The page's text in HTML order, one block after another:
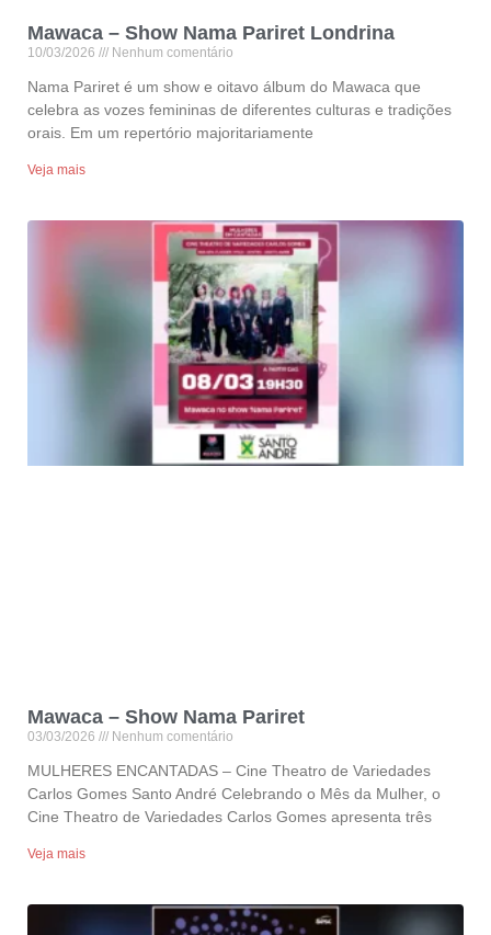
Mawaca – Show Nama Pariret Londrina
10/03/2026 Nenhum comentário
Nama Pariret é um show e oitavo álbum do Mawaca que
celebra as vozes femininas de diferentes culturas e tradições
orais. Em um repertório majoritariamente
Veja mais
Mawaca – Show Nama Pariret
03/03/2026 Nenhum comentário
MULHERES ENCANTADAS – Cine Theatro de Variedades
Carlos Gomes Santo André Celebrando o Mês da Mulher, o
Cine Theatro de Variedades Carlos Gomes apresenta três
Veja mais